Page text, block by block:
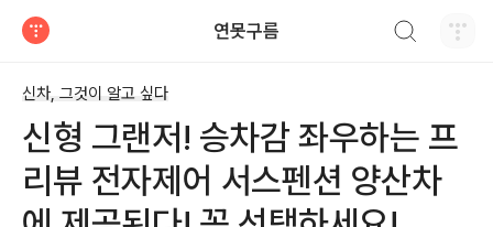
연못구름
신차, 그것이 알고 싶다
신형 그랜저! 승차감 좌우하는 프
리뷰 전자제어 서스펜션 양산차